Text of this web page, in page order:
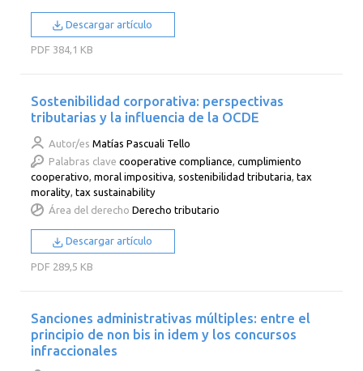
Descargar artículo
PDF 384,1 KB
Sostenibilidad corporativa: perspectivas
tributarias y la influencia de la OCDE
Autor/es Matías Pascuali Tello
Palabras clave cooperative compliance,cumplimiento
cooperativo,moral impositiva,sostenibilidad tributaria,tax
morality,tax sustainability
Área del derecho Derecho tributario
Descargar artículo
PDF 289,5 KB
Sanciones administrativas múltiples: entre el
principio de non bis in idem y los concursos
infraccionales